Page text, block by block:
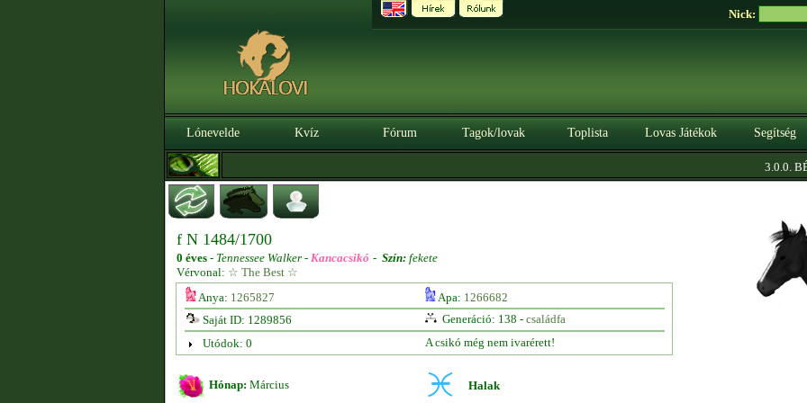
Nick:
Lónevelde Kvíz Fórum Tagok/lovak Toplista Lovas Játékok Segítség
3.0.0.
f N 1484/1700
0 éves - Tennessee Walker - Kancacsikó - Szín: fekete
Vérvonal: ☆ The Best ☆
Anya: 1265827 Apa: 1266682
Saját ID: 1289856
Generáció: 138 - családfa
Utódok: 0
A csikó még nem ivarérett!
Hónap: Március Halak